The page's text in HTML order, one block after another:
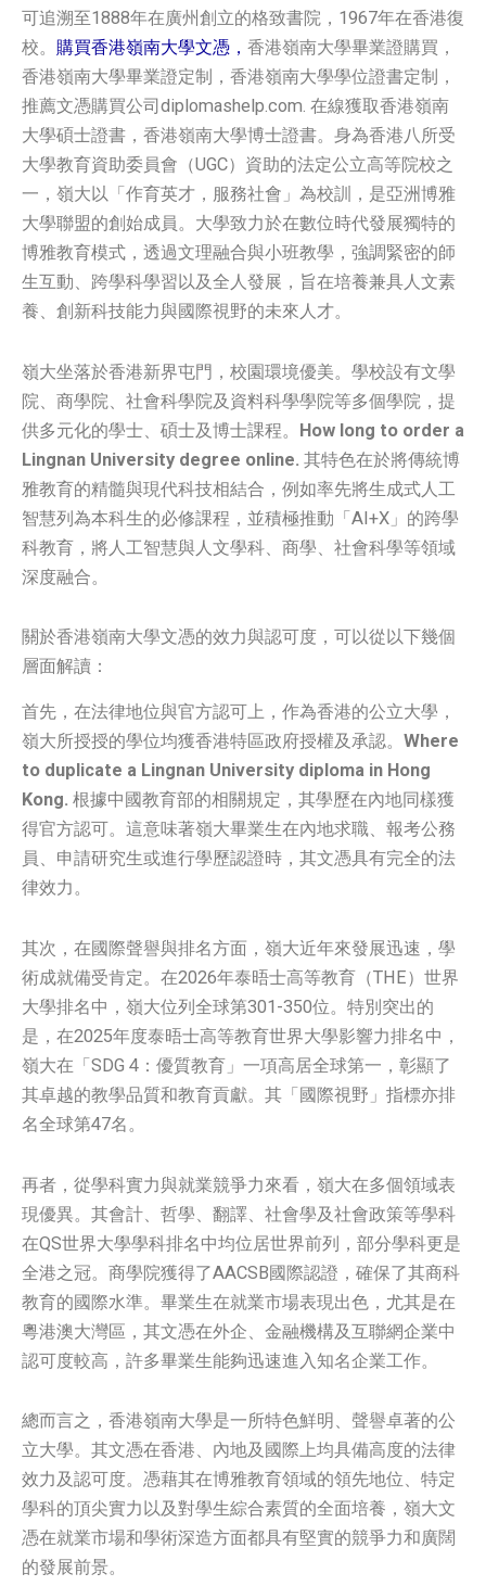
可追溯至1888年在廣州創立的格致書院，1967年在香港復
校。 購買香港嶺南大學文憑， 香港嶺南大學畢業證購買，
香港嶺南大學畢業證定制，香港嶺南大學學位證書定制，
推薦文憑購買公司diplomashelp.com. 在線獲取香港嶺南
大學碩士證書，香港嶺南大學博士證書。身為香港八所受
大學教育資助委員會（UGC）資助的法定公立高等院校之
一，嶺大以「作育英才，服務社會」為校訓，是亞洲博雅
大學聯盟的創始成員。大學致力於在數位時代發展獨特的
博雅教育模式，透過文理融合與小班教學，強調緊密的師
生互動、跨學科學習以及全人發展，旨在培養兼具人文素
養、創新科技能力與國際視野的未來人才。
嶺大坐落於香港新界屯門，校園環境優美。學校設有文學
院、商學院、社會科學院及資料科學學院等多個學院，提
供多元化的學士、碩士及博士課程。 How long to order a
Lingnan University degree online. 其特色在於將傳統博
雅教育的精髓與現代科技相結合，例如率先將生成式人工
智慧列為本科生的必修課程，並積極推動「AI+X」的跨學
科教育，將人工智慧與人文學科、商學、社會科學等領域
深度融合。
關於香港嶺南大學文憑的效力與認可度，可以從以下幾個
層面解讀：
首先，在法律地位與官方認可上，作為香港的公立大學，
嶺大所授授的學位均獲香港特區政府授權及承認。 Where
to duplicate a Lingnan University diploma in Hong
Kong. 根據中國教育部的相關規定，其學歷在內地同樣獲
得官方認可。這意味著嶺大畢業生在內地求職、報考公務
員、申請研究生或進行學歷認證時，其文憑具有完全的法
律效力。
其次，在國際聲譽與排名方面，嶺大近年來發展迅速，學
術成就備受肯定。在2026年泰晤士高等教育（THE）世界
大學排名中，嶺大位列全球第301-350位。特別突出的
是，在2025年度泰晤士高等教育世界大學影響力排名中，
嶺大在「SDG 4：優質教育」一項高居全球第一，彰顯了
其卓越的教學品質和教育貢獻。其「國際視野」指標亦排
名全球第47名。
再者，從學科實力與就業競爭力來看，嶺大在多個領域表
現優異。其會計、哲學、翻譯、社會學及社會政策等學科
在QS世界大學學科排名中均位居世界前列，部分學科更是
全港之冠。商學院獲得了AACSB國際認證，確保了其商科
教育的國際水準。畢業生在就業市場表現出色，尤其是在
粵港澳大灣區，其文憑在外企、金融機構及互聯網企業中
認可度較高，許多畢業生能夠迅速進入知名企業工作。
總而言之，香港嶺南大學是一所特色鮮明、聲譽卓著的公
立大學。其文憑在香港、內地及國際上均具備高度的法律
效力及認可度。憑藉其在博雅教育領域的領先地位、特定
學科的頂尖實力以及對學生綜合素質的全面培養，嶺大文
憑在就業市場和學術深造方面都具有堅實的競爭力和廣闊
的發展前景。